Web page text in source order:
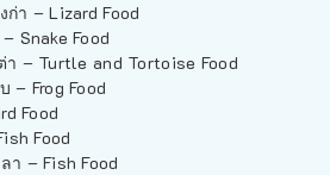
ก่า – Lizard Food
Snake Food
า – Turtle and Tortoise Food
– Frog Food
Food
Food
า – Fish Food